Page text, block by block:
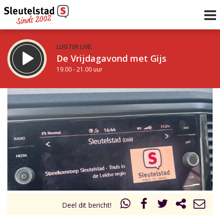
LUISTER LIVE:
De Vrijdagavond met Gijs
19.00 - 21.00 uur
STRAKS:
De avond van Sleutelstad
21.00 - 0.00 uur
Vorig uur
uur 1 van 0 Volgend uur
Deel dit bericht!